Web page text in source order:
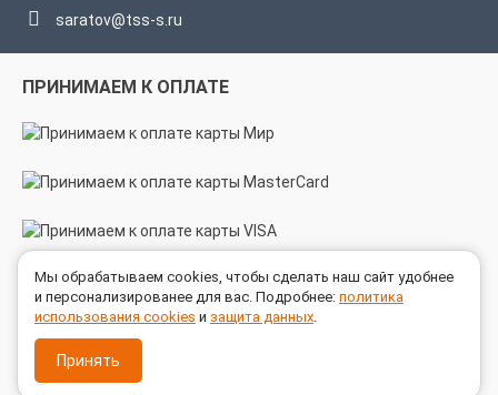
saratov@tss-s.ru
ПРИНИМАЕМ К ОПЛАТЕ
МЫ В СОЦСЕТЯХ
Мы обрабатываем cookies, чтобы сделать наш сайт удобнее
и персонализированее для вас. Подробнее: политика
использования cookies и защита данных.
Принять